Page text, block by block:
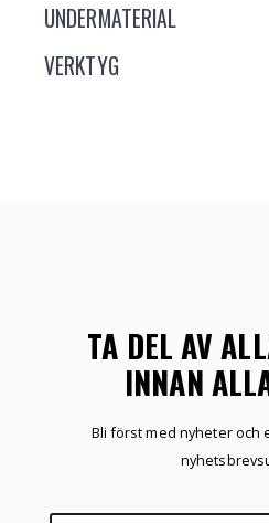
UNDERMATERIAL
VERKTYG
TA DEL AV
INNAN
Bli först med nyheter och